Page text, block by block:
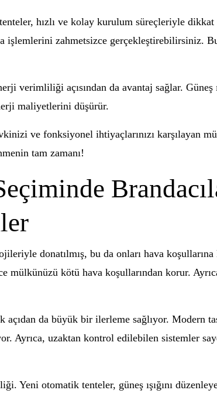
hızlı ve kolay kurulum süreçleriyle
işlemlerini zahmetsizce gerçekleştirebilirsiniz.
verimliliği açısından da avantaj sağlar. Güneş
maliyetlerini düşürür.
ve fonksiyonel ihtiyaçlarınızı karşılayan
tam zamanı!
donatılmış, bu da onları hava
mülkünüzü kötü hava koşullarından korur.
açıdan da büyük bir ilerleme sağlıyor. Modern
Ayrıca, uzaktan kontrol edilebilen sistemler
Yeni otomatik tenteler, güneş ışığını